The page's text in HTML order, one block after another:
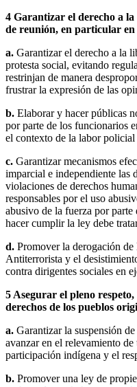
4 Garantizar el derecho a
de reunión, en particular en
a. Garantizar el derecho a la
protesta social, evitando
restrinjan de manera
frustrar la expresión de las
b. Elaborar y hacer públicas
por parte de los funcionarios
el contexto de la labor policial
c. Garantizar mecanismos
imparcial e independiente las
violaciones de derechos
responsables por el uso
abusivo de la fuerza por
hacer cumplir la ley debe
d. Promover la derogación
Antiterrorista y el
contra dirigentes sociales en
5 Asegurar el pleno
derechos de los pueblos
a. Garantizar la suspensión
avanzar en el relevamiento
participación indígena y el
b. Promover una ley de